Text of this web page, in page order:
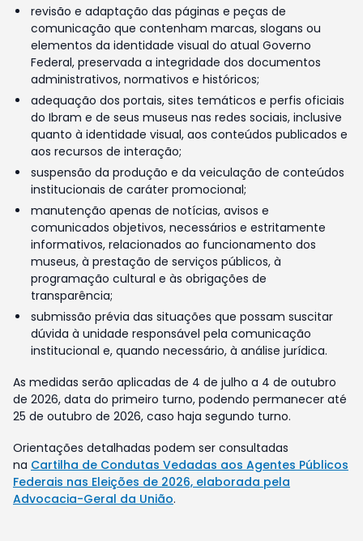
revisão e adaptação das páginas e peças de
comunicação que contenham marcas, slogans ou
elementos da identidade visual do atual Governo
Federal, preservada a integridade dos documentos
administrativos, normativos e históricos;
adequação dos portais, sites temáticos e perfis oficiais
do Ibram e de seus museus nas redes sociais, inclusive
quanto à identidade visual, aos conteúdos publicados e
aos recursos de interação;
suspensão da produção e da veiculação de conteúdos
institucionais de caráter promocional;
manutenção apenas de notícias, avisos e
comunicados objetivos, necessários e estritamente
informativos, relacionados ao funcionamento dos
museus, à prestação de serviços públicos, à
programação cultural e às obrigações de
transparência;
submissão prévia das situações que possam suscitar
dúvida à unidade responsável pela comunicação
institucional e, quando necessário, à análise jurídica.
As medidas serão aplicadas de 4 de julho a 4 de outubro
de 2026, data do primeiro turno, podendo permanecer até
25 de outubro de 2026, caso haja segundo turno.
Orientações detalhadas podem ser consultadas
na Cartilha de Condutas Vedadas aos Agentes Públicos
Federais nas Eleições de 2026, elaborada pela
Advocacia-Geral da União.